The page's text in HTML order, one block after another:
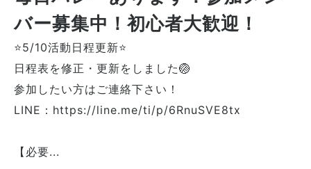
バー募集中！初心者大歓迎！
⭐5/10活動日程更新⭐
日程表を修正・更新をしました🏐
参加したい方はご連絡下さい！
LINE：https://line.me/ti/p/6RnuSVE8tx
【必要...